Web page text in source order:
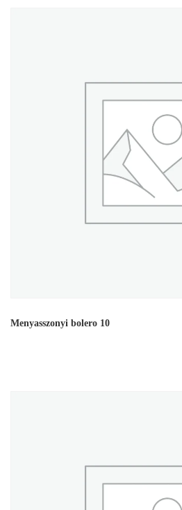
Menyasszonyi bolero 10